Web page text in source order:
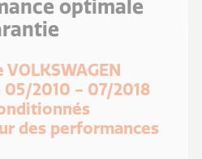
optimale
05/2010 - 07/2018
des performances